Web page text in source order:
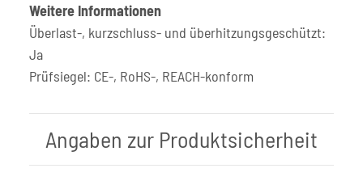
Weitere Informationen
Überlast-, kurzschluss- und überhitzungsgeschützt:
Ja
Prüfsiegel: CE-, RoHS-, REACH-konform
Angaben zur Produktsicherheit